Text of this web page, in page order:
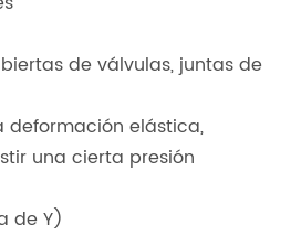
de válvulas, juntas de
deformación elástica,
una cierta presión
de Y)